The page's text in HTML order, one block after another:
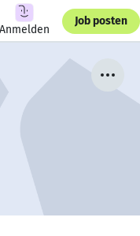
Anmelden
Job posten